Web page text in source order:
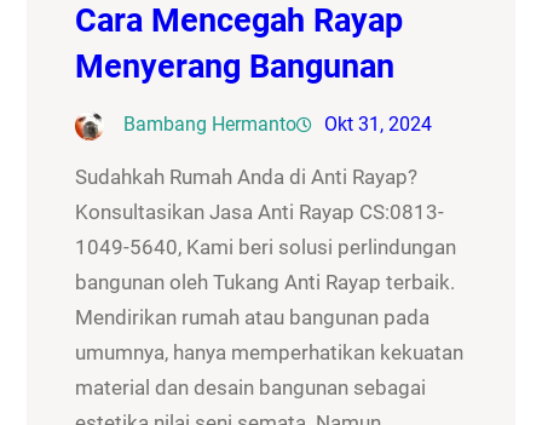
Cara Mencegah Rayap
Menyerang Bangunan
Bambang Hermanto Okt 31, 2024
Sudahkah Rumah Anda di Anti Rayap?
Konsultasikan Jasa Anti Rayap CS:0813-
1049-5640, Kami beri solusi perlindungan
bangunan oleh Tukang Anti Rayap terbaik.
Mendirikan rumah atau bangunan pada
umumnya, hanya memperhatikan kekuatan
material dan desain bangunan sebagai